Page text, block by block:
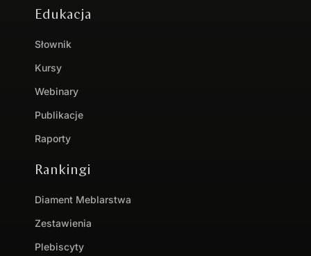
Edukacja
Słownik
Kursy
Webinary
Publikacje
Raporty
Rankingi
Diament Meblarstwa
Zestawienia
Plebiscyty